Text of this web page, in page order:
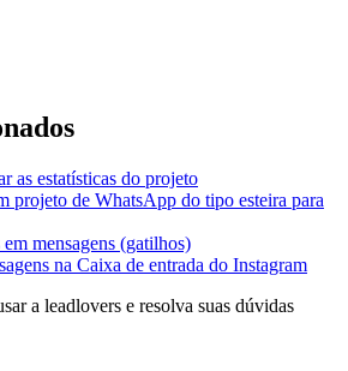
as estatísticas do projeto
projeto de WhatsApp do tipo esteira para
mensagens (gatilhos)
na Caixa de entrada do Instagram
a leadlovers e resolva suas dúvidas